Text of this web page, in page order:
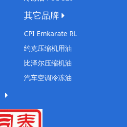
其它品牌
CPI Emkarate RL
约克压缩机用油
比泽尔压缩机油
汽车空调冷冻油